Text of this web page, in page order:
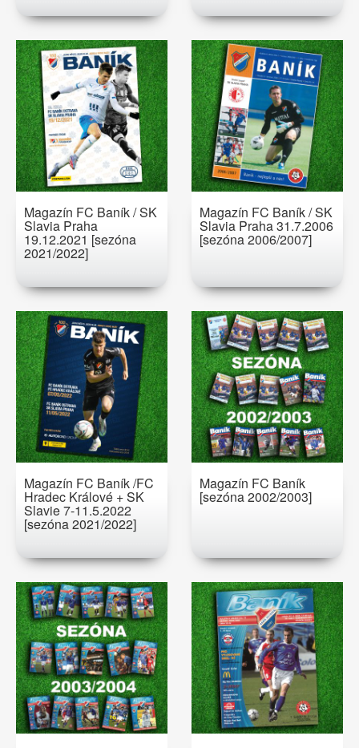
Magazín FC Baník / SK
Slavia Praha
19.12.2021 [sezóna
2021/2022]
Magazín FC Baník / SK
Slavia Praha 31.7.2006
[sezóna 2006/2007]
Magazín FC Baník /FC
Hradec Králové + SK
Slavie 7-11.5.2022
[sezóna 2021/2022]
Magazín FC Baník
[sezóna 2002/2003]